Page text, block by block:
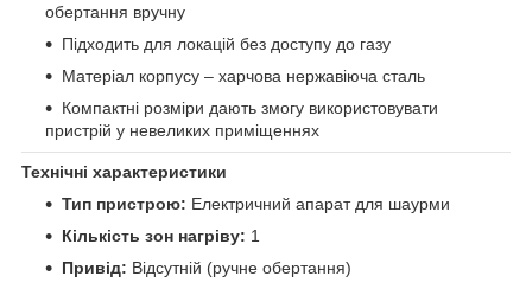
обертання вручну
Підходить для локацій без доступу до газу
Матеріал корпусу – харчова нержавіюча сталь
Компактні розміри дають змогу використовувати
пристрій у невеликих приміщеннях
Технічні характеристики
Тип пристрою: Електричний апарат для шаурми
Кількість зон нагріву: 1
Привід: Відсутній (ручне обертання)